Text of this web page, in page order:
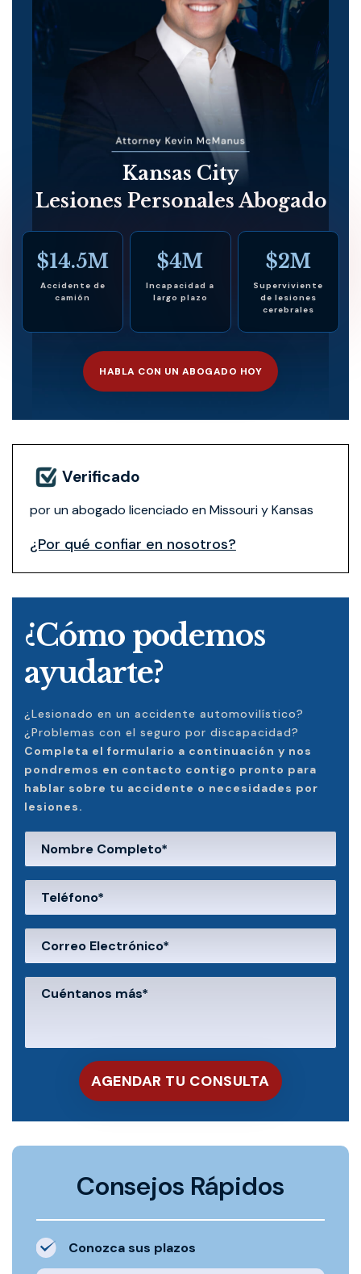
Kansas City
Lesiones Personales Abogado
$14.5M
Accidente de
camión
$4M
Incapacidad a
largo plazo
$2M
Superviviente
de lesiones
cerebrales
HABLA CON UN ABOGADO HOY
Verificado
por un abogado licenciado en Missouri y Kansas
¿Por qué confiar en nosotros?
¿Cómo podemos
ayudarte?
¿Lesionado en un accidente automovilístico?
¿Problemas con el seguro por discapacidad?
Completa el formulario a continuación y nos
pondremos en contacto contigo pronto para
hablar sobre tu accidente o necesidades por
lesiones.
Consejos Rápidos
Conozca sus plazos